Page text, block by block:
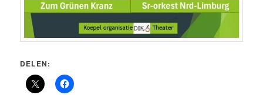
DELEN: